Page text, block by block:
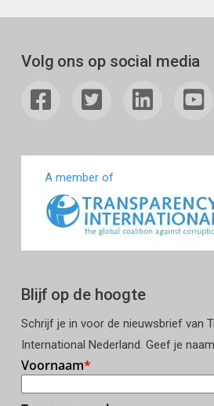
Volg ons op social media
A member of
Blijf op de hoogte
Schrijf je in voor de nieuwsbrief van
International Nederland. Geef je